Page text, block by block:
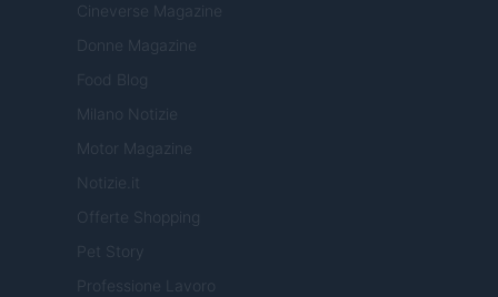
Cineverse Magazine
Donne Magazine
Food Blog
Milano Notizie
Motor Magazine
Notizie.it
Offerte Shopping
Pet Story
Professione Lavoro